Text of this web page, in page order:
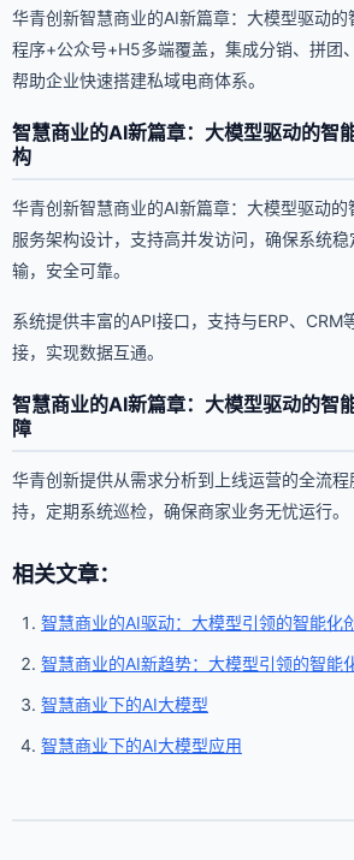
华青创新智慧商业的AI新篇章：大模型驱动
程序+公众号+H5多端覆盖，集成分销、拼团
帮助企业快速搭建私域电商体系。
智慧商业的AI新篇章：大模型驱动的智
构
华青创新智慧商业的AI新篇章：大模型驱动
服务架构设计，支持高并发访问，确保系统
输，安全可靠。
系统提供丰富的API接口，支持与ERP、CRM
接，实现数据互通。
智慧商业的AI新篇章：大模型驱动的智
障
华青创新提供从需求分析到上线运营的全流
持，定期系统巡检，确保商家业务无忧运行。
相关文章：
智慧商业的AI驱动：大模型引领的智能化
智慧商业的AI新趋势：大模型引领的智能
智慧商业下的AI大模型
智慧商业下的AI大模型应用